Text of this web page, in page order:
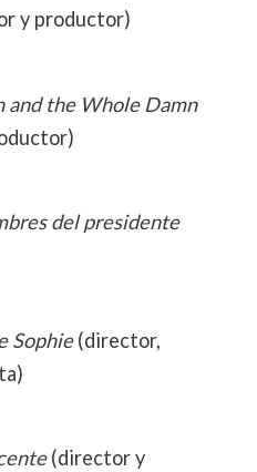
y productor)
and the Whole Damn
del presidente
Sophie(director,
(director y